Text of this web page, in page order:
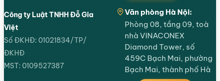
Công ty Luật TNHH Đỗ Gia
Việt
Số ĐKHĐ: 01021834/TP/
ĐKHĐ
MST: 0109527387
Văn phòng Hà Nội:
Phòng 08, tầng 09, toà
nhà VINACONEX
Diamond Tower, số
459C Bạch Mai, phường
Bạch Mai, thành phố Hà